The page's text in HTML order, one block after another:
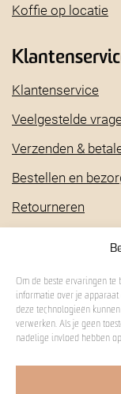
Om de beste ervaringen te
informatie over je
deze technologieën
verwerken. Als je geen
nadelige invloed hebben
Koffie op locatie
Klantenservice
Veelgestelde
Verzenden &
Bestellen en
Retourneren
© 2026 alle
Koffiebranders ||
voorwaarden|